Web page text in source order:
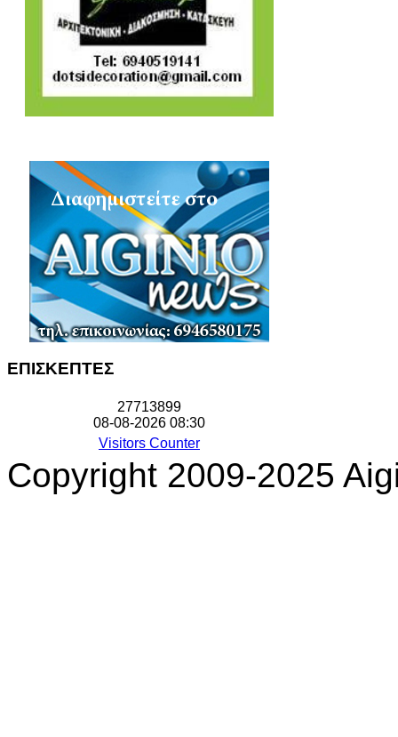
ΕΠΙΣΚΕΠΤΕΣ
27713899
08-08-2026 08:30
Visitors Counter
Copyright 2009-2025